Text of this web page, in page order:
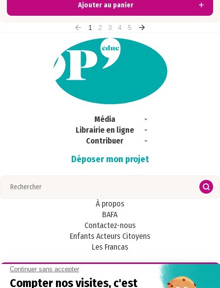
Ajouter au panier
1 2 3 4 5
Média
Exclu web
Portrait
Librairie en ligne
Magazines
Contribuer
S’abonner
Déposer mon projet
À propos
BAFA
Contactez-nous
Enfants Acteurs Citoyens
Les Francas
Radios Francas, la webradio nationale par et pour les enfants et les
adolescent·es